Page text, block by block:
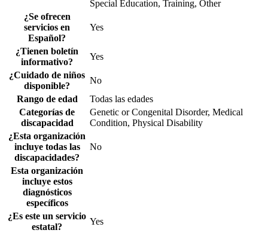
Special Education, Training, Other
¿Se ofrecen
servicios en
Español?
Yes
¿Tienen boletín
informativo?
Yes
¿Cuidado de niños
disponible?
No
Rango de edad
Todas las edades
Categorías de
discapacidad
Genetic or Congenital Disorder, Medical
Condition, Physical Disability
¿Esta organización
incluye todas las
discapacidades?
No
Esta organización
incluye estos
diagnósticos
específicos
¿Es este un servicio
estatal?
Yes